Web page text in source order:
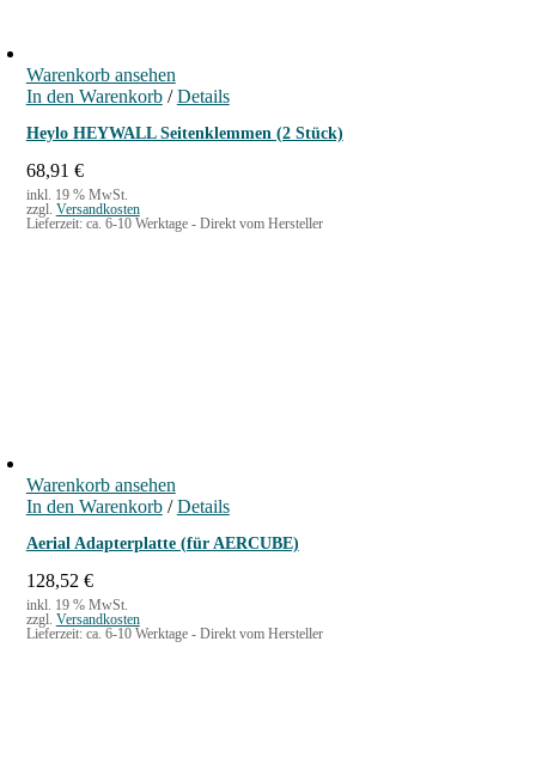
Warenkorb ansehen
In den Warenkorb / Details
Heylo HEYWALL Seitenklemmen (2 Stück)
68,91 €
inkl. 19 % MwSt.
zzgl. Versandkosten
Lieferzeit: ca. 6-10 Werktage - Direkt vom Hersteller
Warenkorb ansehen
In den Warenkorb / Details
Aerial Adapterplatte (für AERCUBE)
128,52 €
inkl. 19 % MwSt.
zzgl. Versandkosten
Lieferzeit: ca. 6-10 Werktage - Direkt vom Hersteller